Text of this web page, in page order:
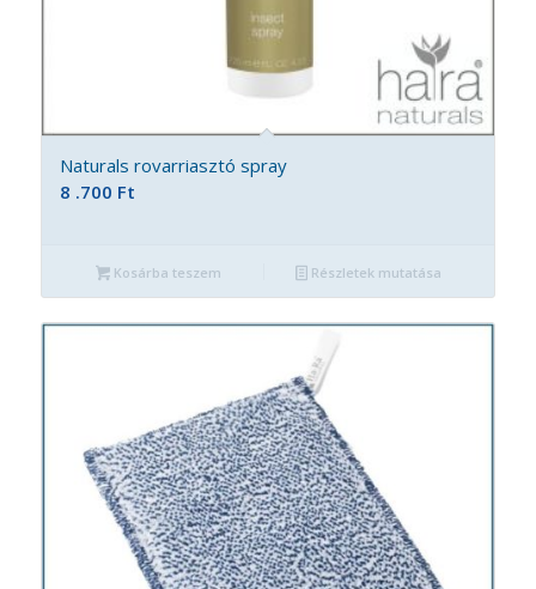
Naturals rovarriasztó spray
8 .700 Ft
Kosárba teszem Részletek mutatása